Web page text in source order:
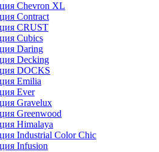
Chevron XL
Contract
CRUST
Cubics
Daring
Decking
DOCKS
Emilia
Ever
Gravelux
Greenwood
Himalaya
Industrial Color Chic
Infusion